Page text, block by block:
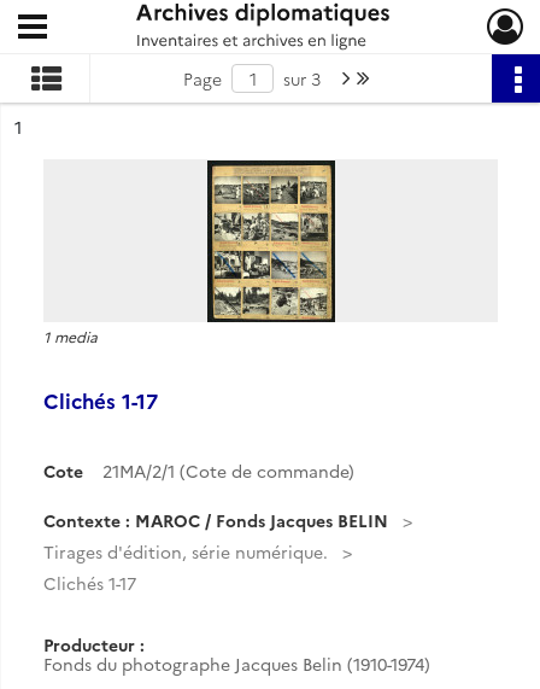
Archives diplomatiques
Ouvrir le menu déroulant
Page sur 3 Page suivante : 1/3
n°
1
1 media
Clichés 1-17
Cote 21MA/2/1 (Cote de commande)
Contexte : MAROC / Fonds Jacques BELIN
Tirages d'édition, série numérique.
Clichés 1-17
Producteur :
Fonds du photographe Jacques Belin (1910-1974)